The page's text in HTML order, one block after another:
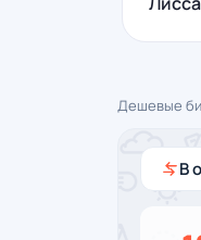
Дешевые
В